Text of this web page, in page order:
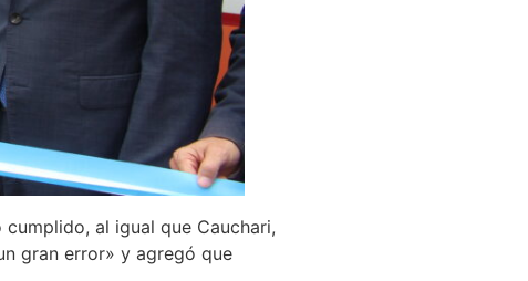
al igual que Cauchari,
gran error» y agregó que